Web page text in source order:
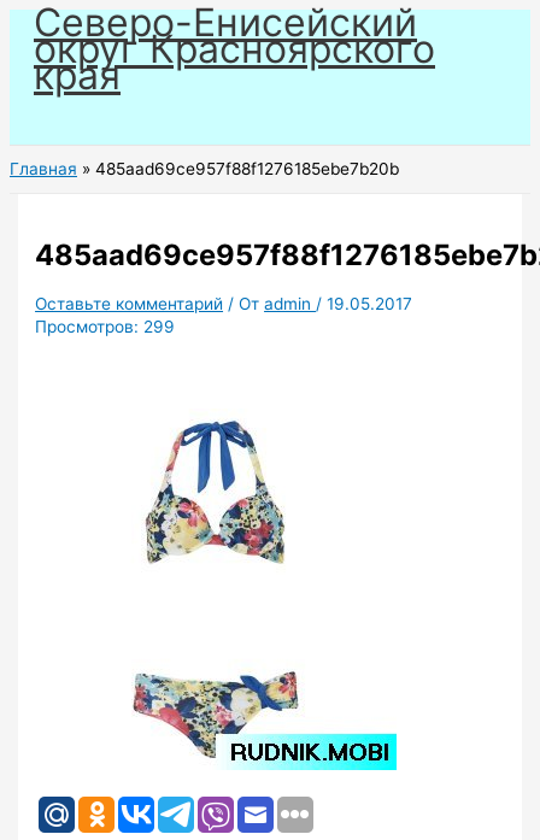
Перейти
содержимому
Северо-Енисейский
округ Красноярского
края
Главная 485aad69ce957f88f1276185ebe7b20b
Оставьте комментарий / Отadmin /19.05.2017
Просмотров: 299